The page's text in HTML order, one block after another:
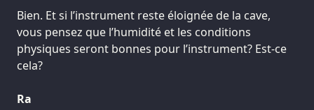
Bien. Et si l’instrument reste éloignée de la cave,
vous pensez que l’humidité et les conditions
physiques seront bonnes pour l’instrument? Est-ce
cela?
Ra